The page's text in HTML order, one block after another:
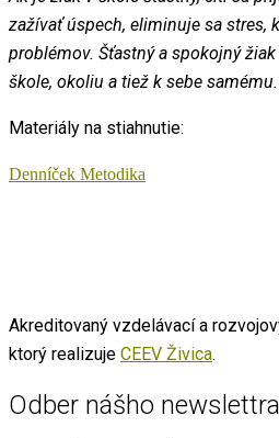
zažívať úspech, eliminuje sa stres,
problémov. Šťastný a spokojný
škole, okoliu a tiež k sebe samému.
Materiály na stiahnutie:
Denníček Metodika
Akreditovaný vzdelávací a
ktorý realizuje CEEV Živica.
Odber nášho newslettra